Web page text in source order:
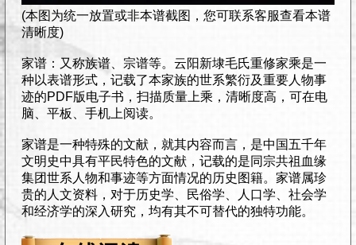
(本图为统一放置或非本谱截图，您可联系客服查看本谱
清晰度)
家谱：又称族谱、宗谱等。云阳新埭毛氏重修家乘是一
种以表谱形式，记载了本家族的世系繁衍及重要人物事
迹的PDF版电子书，扫描质量上乘，清晰度高，可在电
脑、平板、手机上阅读。
家谱是一种特殊的文献，就其内容而言，是中国五千年
文明史中具有平民特色的文献，记载的是同宗共祖血缘
集团世系人物和事迹等方面情况的历史图籍。家谱属珍
贵的人文资料，对于历史学、民俗学、人口学、社会学
和经济学的深入研究，均有其不可替代的独特功能。